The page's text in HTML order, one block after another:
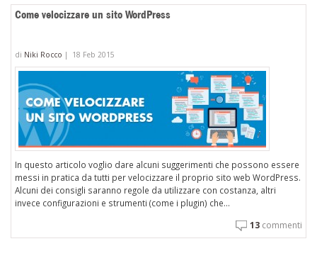
Come velocizzare un sito WordPress
di Niki Rocco | 18 Feb 2015
In questo articolo voglio dare alcuni suggerimenti che possono essere
messi in pratica da tutti per velocizzare il proprio sito web WordPress.
Alcuni dei consigli saranno regole da utilizzare con costanza, altri
invece configurazioni e strumenti (come i plugin) che...
13 commenti